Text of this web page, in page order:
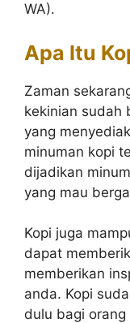
WA).
Apa Itu
Zaman
kekinian sudah
yang
minuman kopi
dijadikan
yang mau
Kopi juga
dapat
memberikan
anda. Kopi
dulu bagi